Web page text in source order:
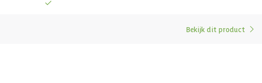
Bekijk dit product